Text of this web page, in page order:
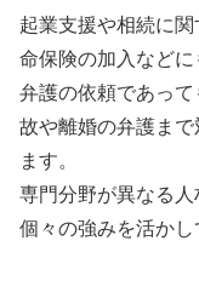
起業支援や相続に
命保険の加入などに
弁護の依頼であっ
故や離婚の弁護ま
ます。
専門分野が異なる人
個々の強みを活かし